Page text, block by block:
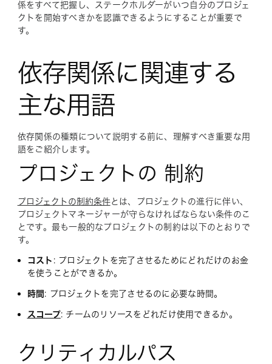
係をすべて把握し、ステークホルダーがいつ自分のプロジェ
クトを開始すべきかを認識できるようにすることが重要で
す。
依存関係に関連する
主な用語
依存関係の種類について説明する前に、理解すべき重要な用
語をご紹介します。
プロジェクトの 制約
プロジェクトの制約条件とは、プロジェクトの進行に伴い、
プロジェクトマネージャーが守らなければならない条件のこ
とです。最も一般的なプロジェクトの制約は以下のとおりで
す。
コスト : プロジェクトを完了させるためにどれだけのお金
を使うことができるか。
時間 : プロジェクトを完了させるのに必要な時間。
スコープ: チームのリソースをどれだけ使用できるか。
クリティカルパス